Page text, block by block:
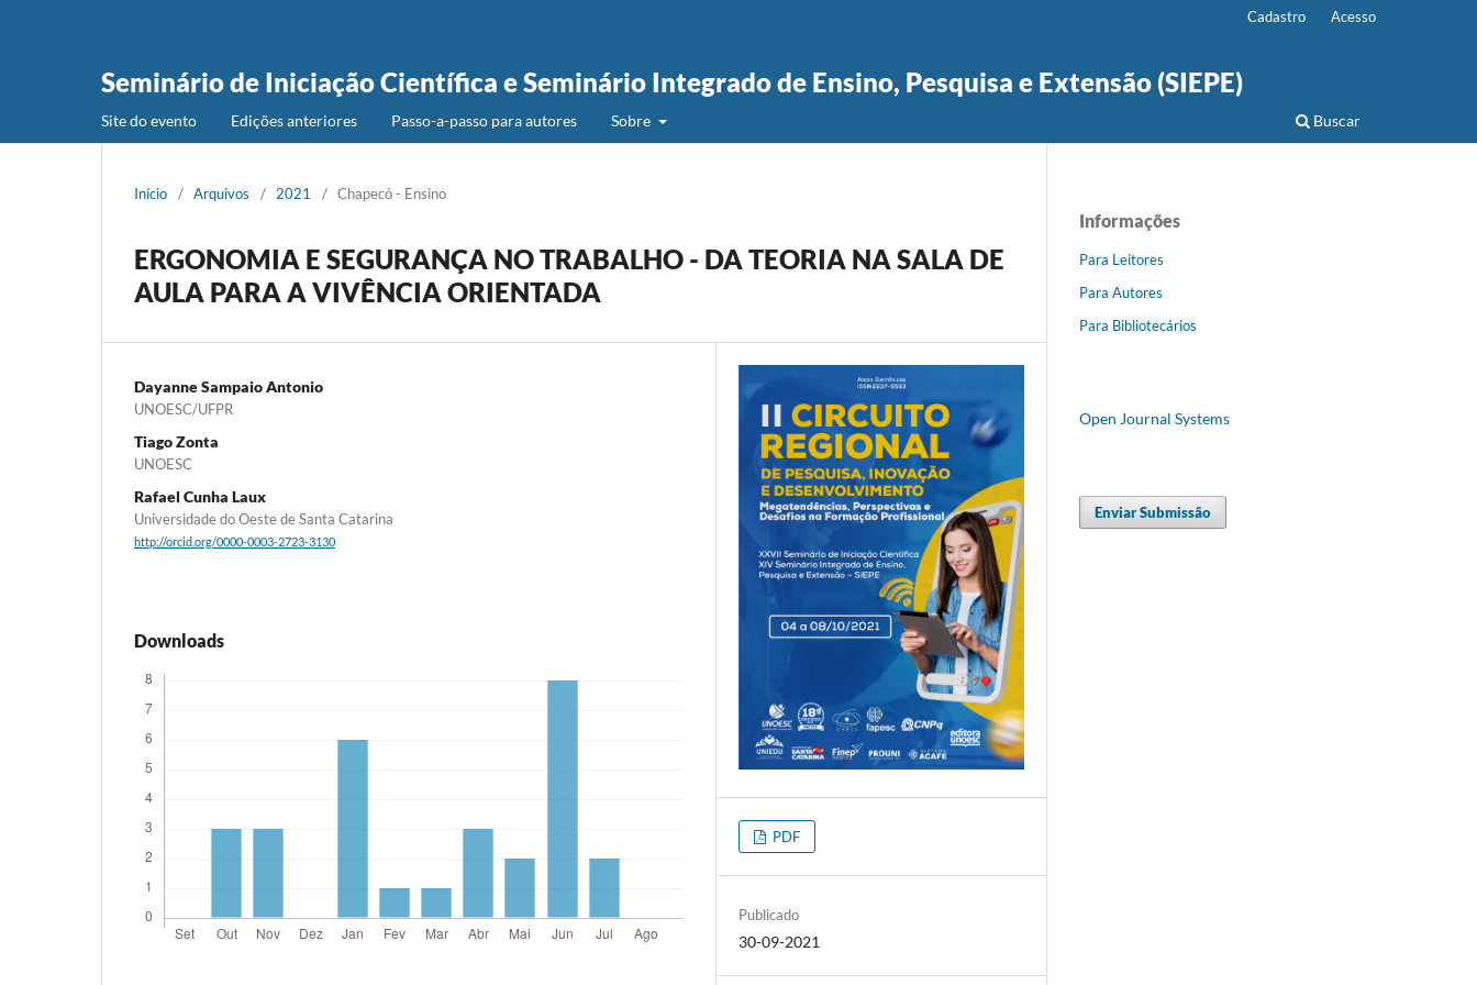
Seminário de Iniciação Científica e Seminário Integrado de Ensino, Pesquisa e Extensão (SIEPE)
Site do evento Edições anteriores Passo-a-passo para autores Sobre Buscar
Cadastro Acesso
Início / Arquivos / 2021 / Chapecó - Ensino
ERGONOMIA E SEGURANÇA NO TRABALHO - DA TEORIA NA SALA DE
AULA PARA A VIVÊNCIA ORIENTADA
Dayanne Sampaio Antonio
UNOESC/UFPR
Tiago Zonta
UNOESC
Rafael Cunha Laux
Universidade do Oeste de Santa Catarina
http://orcid.org/0000-0003-2723-3130
Downloads
PDF
Publicado
30-09-2021
Informações
Para Leitores
Para Autores
Para Bibliotecários
Open Journal Systems
Enviar Submissão